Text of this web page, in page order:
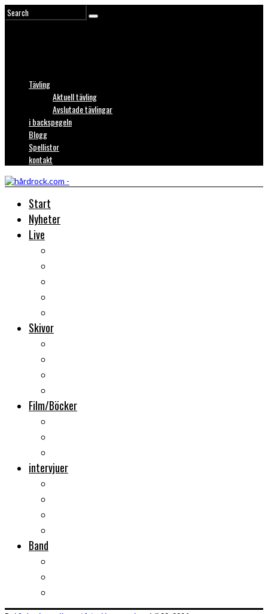
Tävling
Aktuell tävling
Avslutade tävlingar
i backspegeln
Blogg
Spellistor
kontakt
Start
Nyheter
Live
Skivor
Film/Böcker
intervjuer
Band